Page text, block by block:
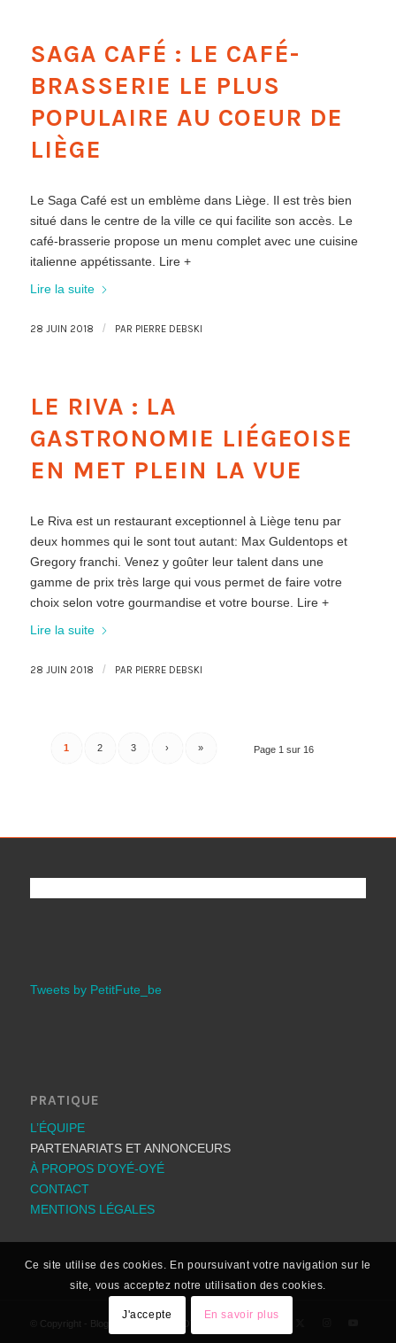
SAGA CAFÉ : LE CAFÉ-
BRASSERIE LE PLUS
POPULAIRE AU COEUR DE
LIÈGE
Le Saga Café est un emblème dans Liège. Il est très bien
situé dans le centre de la ville ce qui facilite son accès. Le
café-brasserie propose un menu complet avec une cuisine
italienne appétissante. Lire +
Lire la suite
28 JUIN 2018 / PAR PIERRE DEBSKI
LE RIVA : LA
GASTRONOMIE LIÉGEOISE
EN MET PLEIN LA VUE
Le Riva est un restaurant exceptionnel à Liège tenu par
deux hommes qui le sont tout autant: Max Guldentops et
Gregory franchi. Venez y goûter leur talent dans une
gamme de prix très large qui vous permet de faire votre
choix selon votre gourmandise et votre bourse. Lire +
Lire la suite
28 JUIN 2018 / PAR PIERRE DEBSKI
Page 1 sur 16
1 2 3 › »
Tweets by PetitFute_be
PRATIQUE
L’ÉQUIPE
PARTENARIATS ET ANNONCEURS
À PROPOS D’OYÉ-OYÉ
CONTACT
MENTIONS LÉGALES
© Copyright - Blog: Les bons plans OYÉ-OYÉ
Ce site utilise des cookies. En poursuivant votre navigation sur le
site, vous acceptez notre utilisation des cookies.
J'accepte En savoir plus